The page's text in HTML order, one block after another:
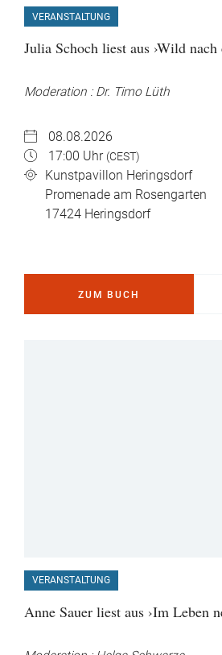
VERANSTALTUNG
Julia Schoch liest aus ›Wild
Moderation : Dr. Timo Lüth
08.08.2026
17:00 Uhr (CEST)
Kunstpavillon Heringsdorf
Promenade am Rosengarten
17424 Heringsdorf
ZUM BUCH
VERANSTALTUNG
Anne Sauer liest aus ›Im Leben